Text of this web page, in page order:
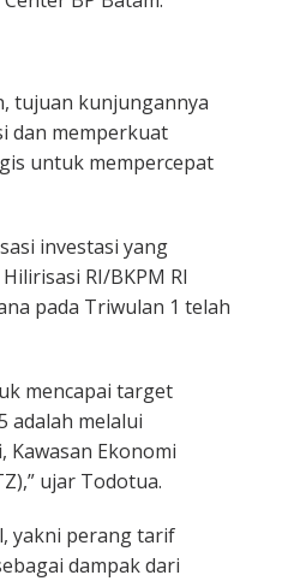
tujuan kunjungannya
dan memperkuat
untuk mempercepat
investasi yang
RI/BKPM RI
pada Triwulan 1 telah
mencapai target
adalah melalui
Kawasan Ekonomi
ujar Todotua.
yakni perang tarif
dampak dari